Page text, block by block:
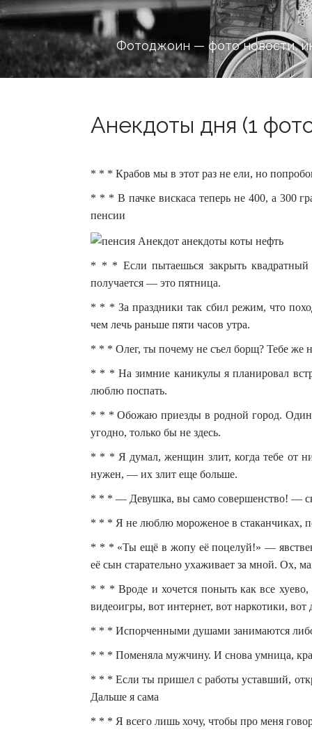
Фотоджоин — фото новости,
Анекдоты дня (1
* * * Крабов мы в этот раз не ели, но
* * * В пачке вискаса теперь не 400, а 300
пенсии
* * * Если пытаешься закрыть
получается — это пятница.
* * * За праздники так сбил режим, что
чем лечь раньше пяти часов утра.
* * * Олег, ты почему не съел борщ? Тебе же
* * * На зимние каникулы я планировал
люблю поспать.
* * * Обожаю приезды в родной город. Один
угодно, только бы не здесь.
* * * Я думал, женщин злит, когда тебе от
нужен, — их злит еще больше.
* * * — Девушка, вы само совершенство! —
* * * Я не люблю мороженое в стаканчиках,
* * * «Ты ещё в жопу её поцелуй!» —
её сын старательно ухаживает за мной. Ох,
* * * Вроде и хочется поныть как все
видеоигры, вот интернет, вот наркотики,
* * * Испорченными душами занимаются
* * * Поменяла мужчину. И снова умница,
* * * Если ты пришел с работы уставший,
Дальше я сама
* * * Я всего лишь хочу, чтобы про меня